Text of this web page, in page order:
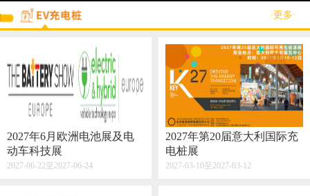
·更多·
2027年6月欧洲电池展及电
动车科技展
2027-06-22至2027-06-24
2027年第20届意大利国际充
电桩展
2027-03-10至2027-03-12